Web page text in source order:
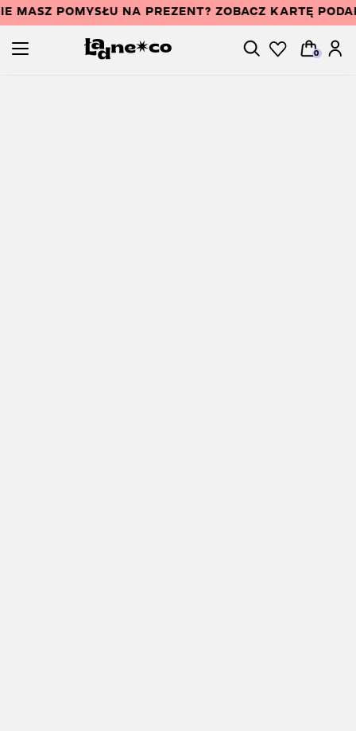
MASZ POMYSŁU NA PREZENT? ZOBACZ KARTĘ
0